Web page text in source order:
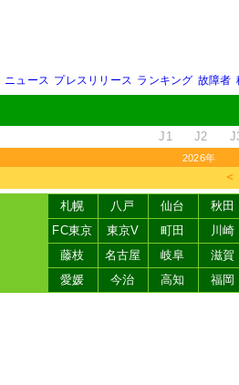
ニュース プレスリリース ランキング 故障者
J1 J2
2026年
＜
札幌 八戸 仙台 秋田
FC東京
東京V 町田 川崎
藤枝
名古屋 岐阜 滋賀
愛媛
今治 高知 福岡